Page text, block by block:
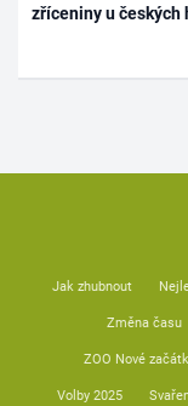
zříceniny u českých
Jak zhubnout
Změna času
ZOO Nové
Volby 2025